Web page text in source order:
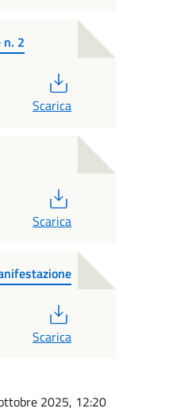
n. 2
Scarica
Scarica
Scarica
2025, 12:20